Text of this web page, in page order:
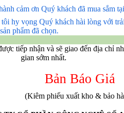
cảm ơn Quý khách đã mua sắm
hy vọng Quý khách hài lòng với
phẩm đã chọn.
tiếp nhận và sẽ giao đến địa chỉ
gian sớm nhất.
Bản Báo Giá
(Kiêm phiếu xuất kho & bảo